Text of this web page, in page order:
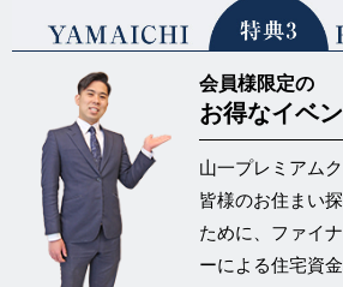
会員様限定の
お得なイベ
山一プレミアム
皆様のお住まい
ために、ファイ
ーによる住宅資